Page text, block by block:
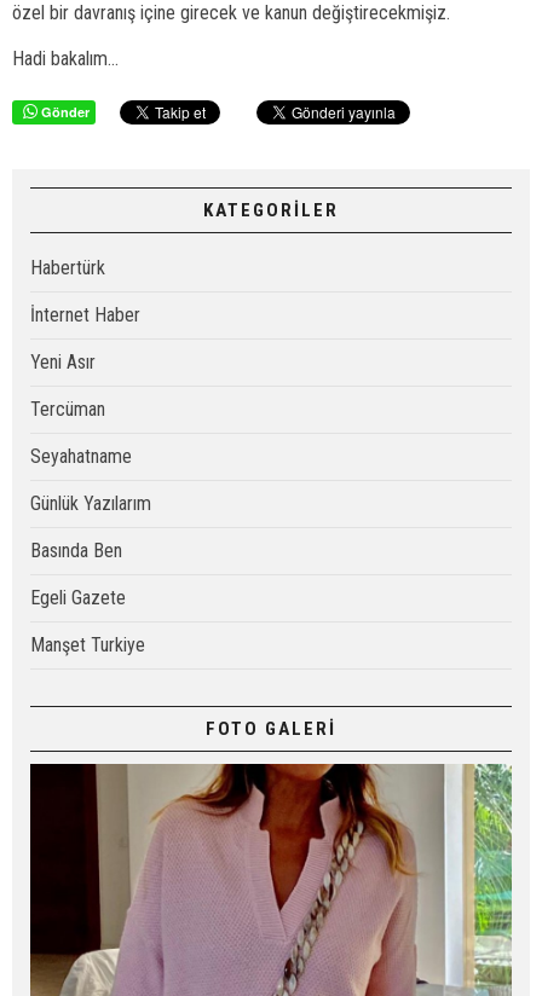
özel bir davranış içine girecek ve kanun değiştirecekmişiz.
Hadi bakalım...
Gönder
KATEGORİLER
Habertürk
İnternet Haber
Yeni Asır
Tercüman
Seyahatname
Günlük Yazılarım
Basında Ben
Egeli Gazete
Manşet Turkiye
FOTO GALERİ